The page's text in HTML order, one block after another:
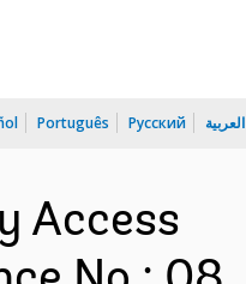
Português Русский العربية
Access